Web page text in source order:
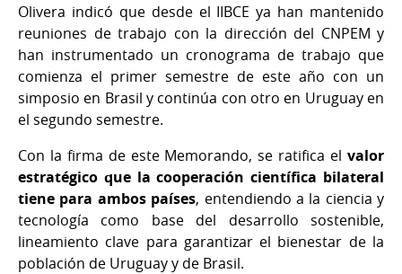
Olivera indicó que desde el IIBCE ya han mantenido
reuniones de trabajo con la dirección del CNPEM y
han instrumentado un cronograma de trabajo que
comienza el primer semestre de este año con un
simposio en Brasil y continúa con otro en Uruguay en
el segundo semestre.
Con la firma de este Memorando, se ratifica el valor
estratégico que la cooperación científica bilateral
tiene para ambos países, entendiendo a la ciencia y
tecnología como base del desarrollo sostenible,
lineamiento clave para garantizar el bienestar de la
población de Uruguay y de Brasil.